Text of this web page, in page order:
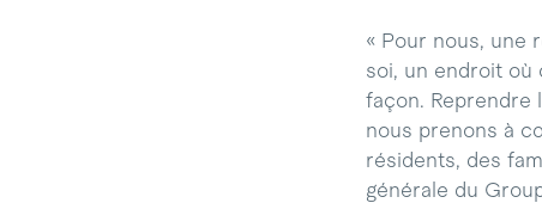
« Pour nous, une
soi, un endroit où
façon. Reprendre
nous prenons à
résidents, des
générale du